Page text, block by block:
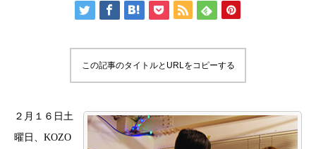
この記事のタイトルとURLをコピーする
２月１６日土
曜日、 KOZO